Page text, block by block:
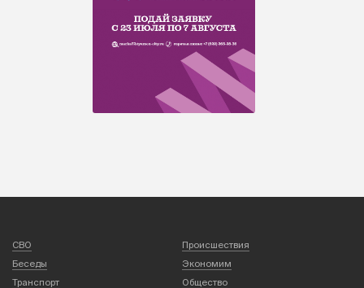
СВО
Происшествия
Беседы
Экономим
Транспорт
Общество